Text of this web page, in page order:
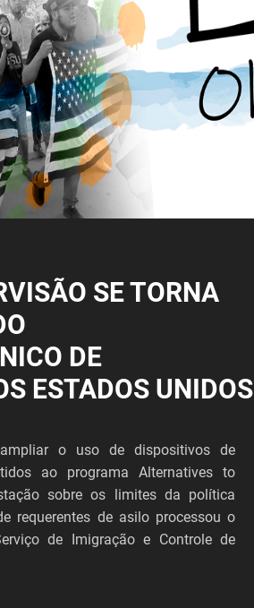
SE TORNA
DE
ESTADOS UNIDOS
o uso de dispositivos de
ao programa Alternatives to
sobre os limites da política
requerentes de asilo processou o
de Imigração e Controle de